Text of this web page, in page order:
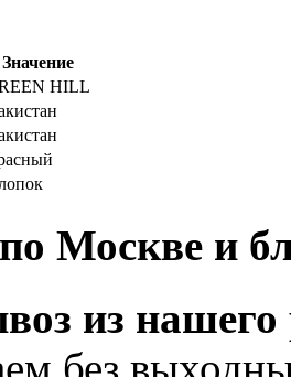
Значение
HILL
Москве и
из нашего